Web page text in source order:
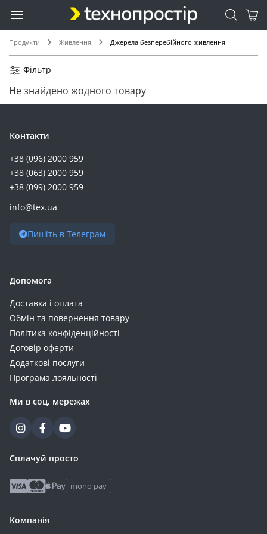
Продукти Живлення Джерела безперебійного живлення
Фільтр
Не знайдено жодного товару
Контакти
+38 (096) 2000 959
+38 (063) 2000 959
+38 (099) 2000 959
info@tex.ua
Пишіть в Телеграм
Допомога
Доставка і оплата
Обмін та повернення товару
Політика конфіденційності
Договір оферти
Додаткові послуги
Програма лояльності
Ми в соц. мережах
Сплачуй просто
mono pay
Компанія